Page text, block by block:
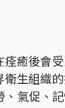
癒後會
生組織
氣促、